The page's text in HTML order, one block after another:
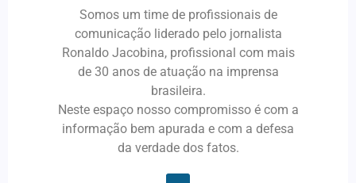
Somos um time de profissionais de
comunicação liderado pelo jornalista
Ronaldo Jacobina, profissional com mais
de 30 anos de atuação na imprensa
brasileira.
Neste espaço nosso compromisso é com a
informação bem apurada e com a defesa
da verdade dos fatos.